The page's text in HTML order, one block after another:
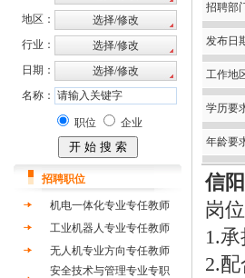
地区：
行业：
日期：
名称：
职位 企业
招聘职位
机电一体化专业专任教师
工业机器人专业专任教师
无人机专业方向专任教师
安全技术与管理专业专职
招聘部
发布日
工作地
学历要
年龄要
信
岗
1.
2.